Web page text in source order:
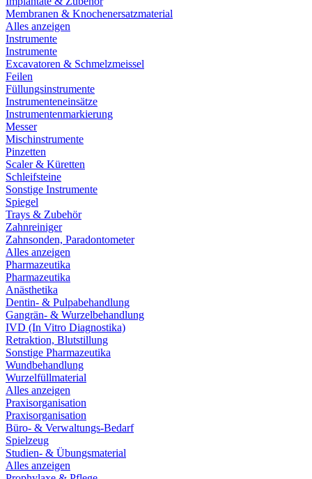
Membranen & Knochenersatzmaterial
Alles anzeigen
Instrumente
Instrumente
Excavatoren & Schmelzmeissel
Feilen
Füllungsinstrumente
Instrumenteneinsätze
Instrumentenmarkierung
Messer
Mischinstrumente
Pinzetten
Scaler & Küretten
Schleifsteine
Sonstige Instrumente
Spiegel
Trays & Zubehör
Zahnreiniger
Zahnsonden, Paradontometer
Alles anzeigen
Pharmazeutika
Pharmazeutika
Anästhetika
Dentin- & Pulpabehandlung
Gangrän- & Wurzelbehandlung
IVD (In Vitro Diagnostika)
Retraktion, Blutstillung
Sonstige Pharmazeutika
Wundbehandlung
Wurzelfüllmaterial
Alles anzeigen
Praxisorganisation
Praxisorganisation
Büro- & Verwaltungs-Bedarf
Spielzeug
Studien- & Übungsmaterial
Alles anzeigen